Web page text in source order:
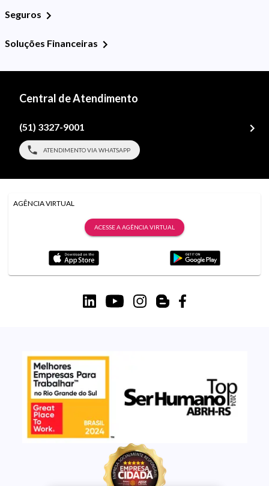
Seguros
Soluções Financeiras
Central de Atendimento
(51) 3327-9001
ATENDIMENTO VIA WHATSAPP
AGÊNCIA VIRTUAL
ACESSE A AGÊNCIA VIRTUAL